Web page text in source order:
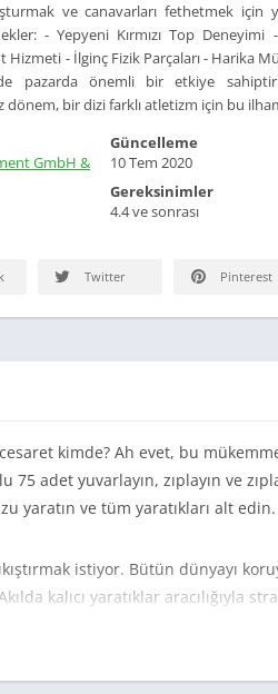
ve canavarları fethetmek için
- Yepyeni Kırmızı Top
Hizmeti - İlginç Fizik Parçaları - Harika
pazarda önemli bir etkiye
bir dizi farklı atletizm için bu
GmbH &
Güncelleme
10 Tem 2020
Gereksinimler
4.4 ve sonrası
Twitter Pinterest
kimde? Ah evet, bu
75 adet yuvarlayın, zıplayın ve
yaratın ve tüm yaratıkları alt edin.
istiyor. Bütün dünyayı
kalıcı yaratıklar aracılığıyla
zıplayın ve zıplayın.